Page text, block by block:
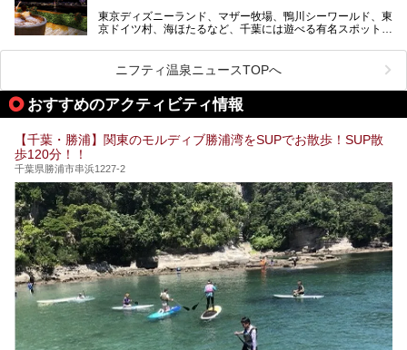
今回は人気のこの施設の中でも、特におススメしたい3つの
ポイントについて厳選してお届けします。読めばきっと、行
東京ディズニーランド、マザー牧場、鴨川シーワールド、東
京ドイツ村、海ほたるなど、千葉には遊べる有名スポットが
県で生まれ、千葉県で育ち、つい最近まで千葉在住だった私
がお勧めする、一度は入るべき千葉の温泉・スパ34選をま
とめました。
ニフティ温泉ニュースTOPへ
おすすめのアクティビティ情報
【千葉・勝浦】関東のモルディブ勝浦湾をSUPでお散歩！SUP散
歩120分！！
千葉県勝浦市串浜1227-2